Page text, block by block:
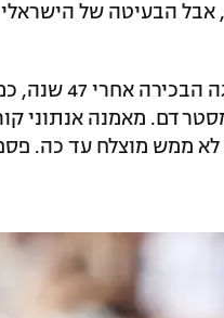
אבל הבעיטה של
טלסטאר, לה היה זה
מאמנה אנתוני
לא ממש מוצלח עד כה.